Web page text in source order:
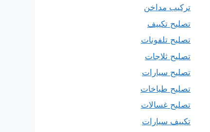
تركيب مداخن
تصليح تكييف
تصليح تلفونات
تصليح ثلاجات
تصليح سيارات
تصليح طباخات
تصليح غسالات
تكييف سيارات